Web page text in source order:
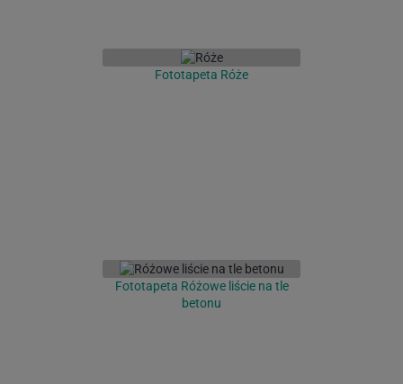
Fototapeta Róże
Fototapeta Różowe liście na tle
betonu